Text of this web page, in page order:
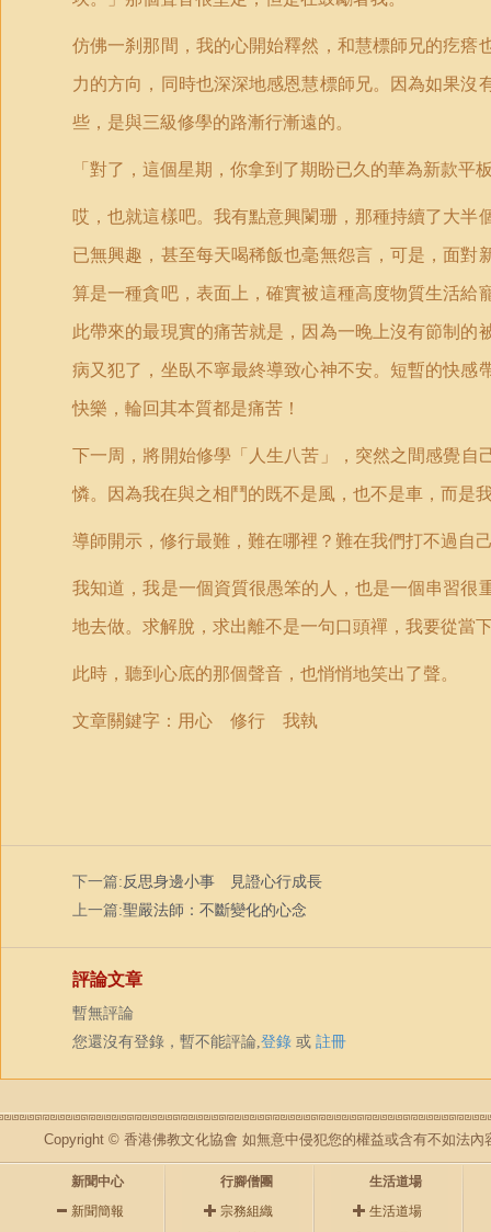
仿佛一刹那間，我的心開始釋然，和慧標師兄的疙
力的方向，同時也深深地感恩慧標師兄。因為如果
些，是與三級修學的路漸行漸遠的。
「對了，這個星期，你拿到了期盼已久的華為新款平
哎，也就這樣吧。我有點意興闌珊，那種持續了大
已無興趣，甚至每天喝稀飯也毫無怨言，可是，面
算是一種貪吧，表面上，確實被這種高度物質生活
此帶來的最現實的痛苦就是，因為一晚上沒有節制
病又犯了，坐臥不寧最終導致心神不安。短暫的快
快樂，輪回其本質都是痛苦！
下一周，將開始修學 「人生八苦」，突然之間感覺自
憐。因為我在與之相鬥的既不是風，也不是車，而是
導師開示，修行最難，難在哪裡？難在我們打不過自
我知道，我是一個資質很愚笨的人，也是一個串習
地去做。求解脫，求出離不是一句口頭禪，我要從當
此時，聽到心底的那個聲音，也悄悄地笑出了聲。
文章關鍵字：用心 修行 我執
下一篇:反思身邊小事 見證心行成長
上一篇:聖嚴法師：不斷變化的心念
評論文章
暫無評論
您還沒有登錄，暫不能評論,登錄 或 註冊
Copyright © 香港佛教文化協會 如無意中侵犯您的權益或含有不如法內
新聞中心
新聞簡報
行腳僧團
宗務組織
生活道場
生活道場